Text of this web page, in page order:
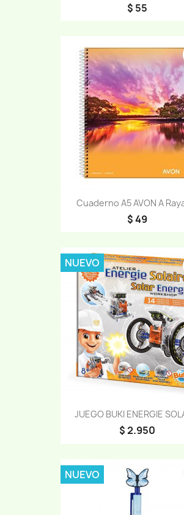
$ 55
Cuaderno A5 AVON A
$ 49
JUEGO BUKI ENERGIE
$ 2.950
NUEVO
NUEVO